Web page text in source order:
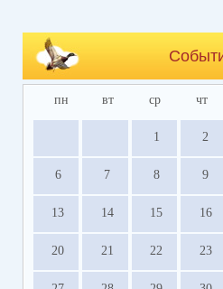
пн вт ср чт
1 2
6 7 8 9
13 14 15 16
20 21 22 23